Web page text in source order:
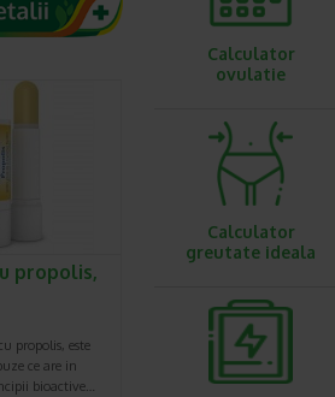
propolis,
propolis, este
ce are in
bioactive…
Calculator
ovulatie
Calculator
greutate ideala